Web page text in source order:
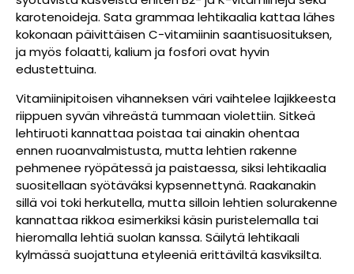
karotenoideja. Sata grammaa lehtikaalia kattaa lähes
kokonaan päivittäisen C-vitamiinin saantisuosituksen,
ja myös folaatti, kalium ja fosfori ovat hyvin
edustettuina.
Vitamiinipitoisen vihanneksen väri vaihtelee lajikkeesta
riippuen syvän vihreästä tummaan violettiin. Sitkeä
lehtiruoti kannattaa poistaa tai ainakin ohentaa
ennen ruoanvalmistusta, mutta lehtien rakenne
pehmenee ryöpätessä ja paistaessa, siksi lehtikaalia
suositellaan syötäväksi kypsennettynä. Raakanakin
sillä voi toki herkutella, mutta silloin lehtien solurakenne
kannattaa rikkoa esimerkiksi käsin puristelemalla tai
hieromalla lehtiä suolan kanssa. Säilytä lehtikaali
kylmässä suojattuna etyleeniä erittäviltä kasviksilta.